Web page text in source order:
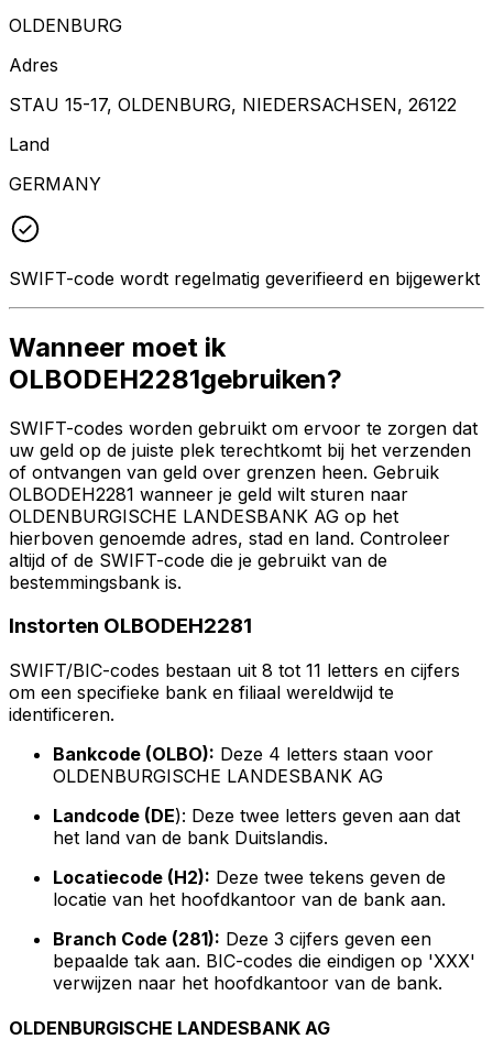
OLDENBURG
Adres
STAU 15-17, OLDENBURG, NIEDERSACHSEN, 26122
Land
GERMANY
SWIFT-code wordt regelmatig geverifieerd en bijgewerkt
Wanneer moet ik
OLBODEH2281gebruiken?
SWIFT-codes worden gebruikt om ervoor te zorgen dat
uw geld op de juiste plek terechtkomt bij het verzenden
of ontvangen van geld over grenzen heen. Gebruik
OLBODEH2281 wanneer je geld wilt sturen naar
OLDENBURGISCHE LANDESBANK AG op het
hierboven genoemde adres, stad en land. Controleer
altijd of de SWIFT-code die je gebruikt van de
bestemmingsbank is.
Instorten OLBODEH2281
SWIFT/BIC-codes bestaan uit 8 tot 11 letters en cijfers
om een specifieke bank en filiaal wereldwijd te
identificeren.
Bankcode (OLBO): Deze 4 letters staan voor
OLDENBURGISCHE LANDESBANK AG
Landcode (DE): Deze twee letters geven aan dat
het land van de bank Duitslandis.
Locatiecode (H2): Deze twee tekens geven de
locatie van het hoofdkantoor van de bank aan.
Branch Code (281): Deze 3 cijfers geven een
bepaalde tak aan. BIC-codes die eindigen op 'XXX'
verwijzen naar het hoofdkantoor van de bank.
OLDENBURGISCHE LANDESBANK AG